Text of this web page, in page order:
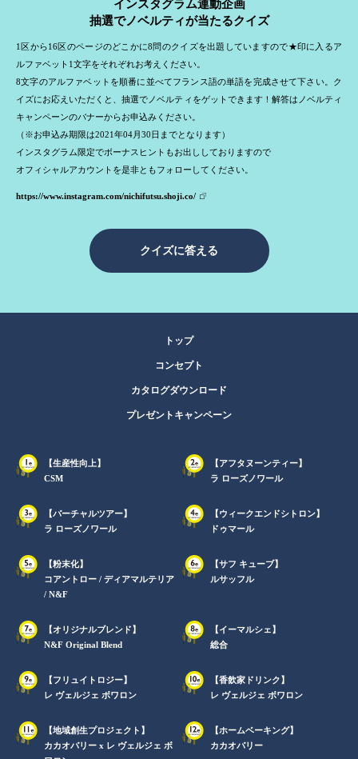
インスタグラム連動企画
抽選でノベルティが当たるクイズ
1区から16区のページのどこかに8問のクイズを出題していますので★印に入るア
ルファベット1文字をそれぞれお考えください。
8文字のアルファベットを順番に並べてフランス語の単語を完成させて下さい。ク
イズにお応えいただくと、抽選でノベルティをゲットできます！解答はノベルティ
キャンペーンのバナーからお申込みください。
（※お申込み期限は2021年04月30日までとなります）
インスタグラム限定でボーナスヒントもお出ししておりますので
オフィシャルアカウントを是非ともフォローしてください。
https://www.instagram.com/nichifutsu.shoji.co/
クイズに答える
トップ
コンセプト
カタログダウンロード
プレゼントキャンペーン
【生産性向上】
CSM
【アフタヌーンティー】
ラ ローズノワール
【バーチャルツアー】
ラ ローズノワール
【ウィークエンドシトロン】
ドゥマール
【粉末化】
コアントロー / ディアマルテリア
/ N&F
【サフ キューブ】
ルサッフル
【オリジナルブレンド】
N&F Original Blend
【イーマルシェ】
総合
【フリュイトロジー】
レ ヴェルジェ ボワロン
【香飲家ドリンク】
レ ヴェルジェ ボワロン
【地域創生プロジェクト】
カカオバリー x レ ヴェルジェ ボ
【ホームベーキング】
カカオバリー